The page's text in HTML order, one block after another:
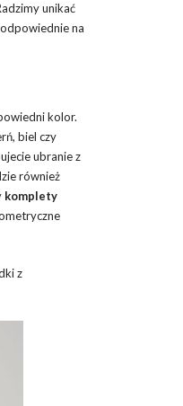
unikać
na
kolor.
biel czy
ubranie z
również
komplety
z